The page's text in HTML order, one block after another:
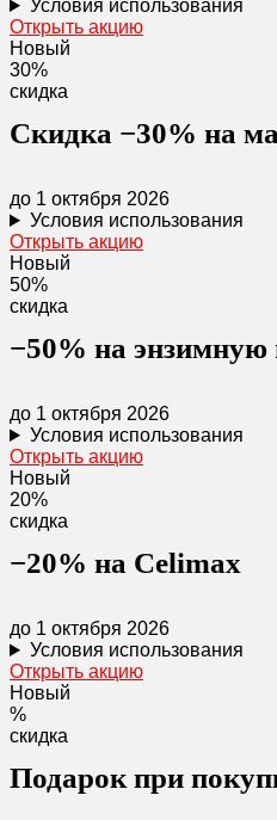
Условия использования
Открыть акцию
Новый
30%
скидка
Скидка −30% на
до 1 октября 2026
Условия использования
Открыть акцию
Новый
50%
скидка
−50% на энзимную
до 1 октября 2026
Условия использования
Открыть акцию
Новый
20%
скидка
−20% на Celimax
до 1 октября 2026
Условия использования
Открыть акцию
Новый
%
скидка
Подарок при